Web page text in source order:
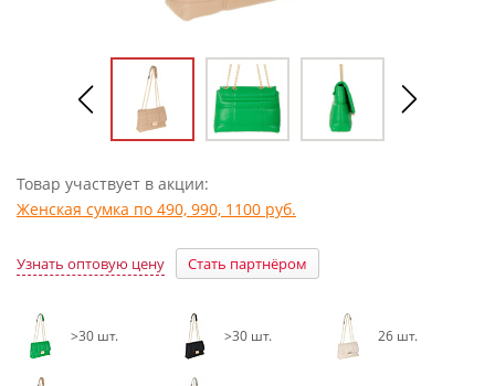
Товар участвует в акции:
Женская сумка по 490, 990, 1100 руб.
Узнать оптовую цену Стать партнёром
>30 шт. >30 шт. 26 шт.